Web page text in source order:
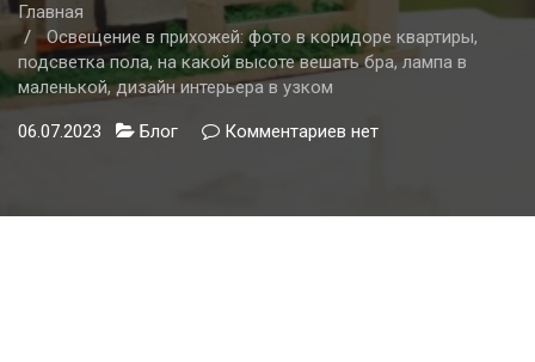
Главная
Освещение в прихожей: фото в коридоре квартиры,
подсветка пола, на какой высоте вешать бра, лампа в
маленькой, дизайн интерьера в узком
06.07.2023 Блог Комментариев кнет